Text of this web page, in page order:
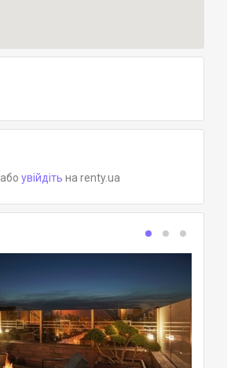
або увійдіть на renty.ua